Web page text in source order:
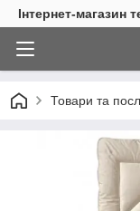
Інтернет-
Товари та